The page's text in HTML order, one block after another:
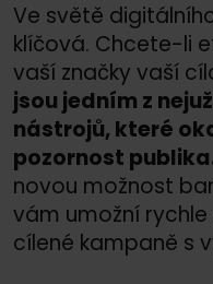
Ve světě
klíčová. Chcete-li
vaší značky vaší
jsou jedním z
nástrojů, které
pozornost
novou možnost
vám umožní
cílené kampaně s